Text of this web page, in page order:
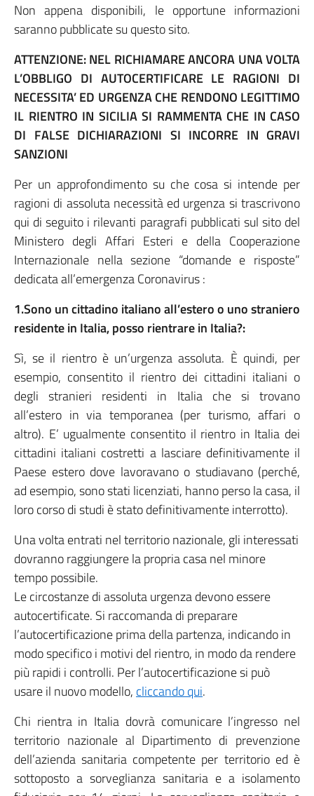
Non appena disponibili, le opportune informazioni
saranno pubblicate su questo sito.
ATTENZIONE: NEL RICHIAMARE ANCORA UNA VOLTA
L’OBBLIGO DI AUTOCERTIFICARE LE RAGIONI DI
NECESSITA’ ED URGENZA CHE RENDONO LEGITTIMO
IL RIENTRO IN SICILIA SI RAMMENTA CHE IN CASO
DI FALSE DICHIARAZIONI SI INCORRE IN GRAVI
SANZIONI
Per un approfondimento su che cosa si intende per
ragioni di assoluta necessità ed urgenza si trascrivono
qui di seguito i rilevanti paragrafi pubblicati sul sito del
Ministero degli Affari Esteri e della Cooperazione
Internazionale nella sezione “domande e risposte”
dedicata all’emergenza Coronavirus :
1.Sono un cittadino italiano all’estero o uno straniero
residente in Italia, posso rientrare in Italia?:
Sì, se il rientro è un’urgenza assoluta. È quindi, per
esempio, consentito il rientro dei cittadini italiani o
degli stranieri residenti in Italia che si trovano
all’estero in via temporanea (per turismo, affari o
altro). E’ ugualmente consentito il rientro in Italia dei
cittadini italiani costretti a lasciare definitivamente il
Paese estero dove lavoravano o studiavano (perché,
ad esempio, sono stati licenziati, hanno perso la casa, il
loro corso di studi è stato definitivamente interrotto).
Una volta entrati nel territorio nazionale, gli interessati
dovranno raggiungere la propria casa nel minore
tempo possibile.
Le circostanze di assoluta urgenza devono essere
autocertificate. Si raccomanda di preparare
l’autocertificazione prima della partenza, indicando in
modo specifico i motivi del rientro, in modo da rendere
più rapidi i controlli. Per l’autocertificazione si può
usare il nuovo modello, cliccando qui.
Chi rientra in Italia dovrà comunicare l’ingresso nel
territorio nazionale al Dipartimento di prevenzione
dell’azienda sanitaria competente per territorio ed è
sottoposto a sorveglianza sanitaria e a isolamento